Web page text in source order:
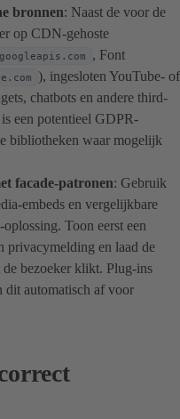
bronnen: Naast de voor de
op CDN-gehoste
, Font
), ingesloten YouTube- of
chatbots en andere third-
een potentieel GDPR-
bibliotheken waar mogelijk
facade-patronen: Gebruik
embeds en vergelijkbare
Toon eerst een
privacymelding en laad de
bezoeker klikt. Plug-ins
dit automatisch af voor